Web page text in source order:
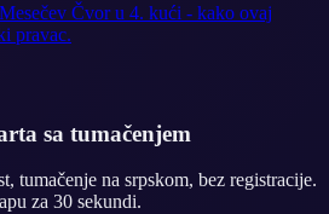
Čvor u 4. kući - kako ovaj
pravac.
sa tumačenjem
tumačenje na srpskom, bez registracije.
za 30 sekundi.